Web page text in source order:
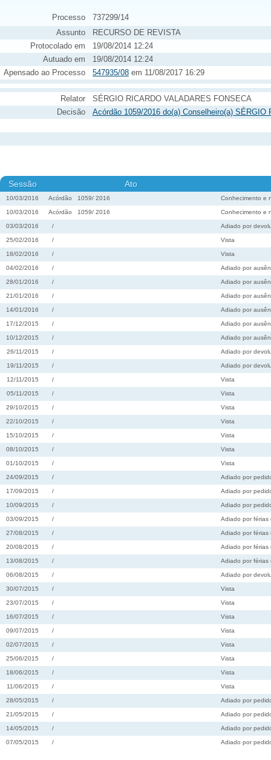
Processo
737299/14
Assunto
RECURSO DE REVISTA
Protocolado em
19/08/2014 12:24
Autuado em
19/08/2014 12:24
Apensado ao Processo
547935/08 em 11/08/2017 16:29
Relator
SÉRGIO RICARDO VALADARES FONSECA
Decisão
Acórdão 1059/2016 do(a) Conselheiro(a)
Sessão Ato
10/03/2016 Acórdão 1059/ 2016 Conhecimento e
10/03/2016 Acórdão 1059/ 2016 Conhecimento e
03/03/2016 / Adiado por
25/02/2016 / Vista
18/02/2016 / Vista
04/02/2016 / Adiado por
28/01/2016 / Adiado por
21/01/2016 / Adiado por
14/01/2016 / Adiado por
17/12/2015 / Adiado por
10/12/2015 / Adiado por
26/11/2015 / Adiado por
19/11/2015 / Adiado por
12/11/2015 / Vista
05/11/2015 / Vista
29/10/2015 / Vista
22/10/2015 / Vista
15/10/2015 / Vista
08/10/2015 / Vista
01/10/2015 / Vista
24/09/2015 / Adiado por
17/09/2015 / Adiado por
10/09/2015 / Adiado por
03/09/2015 / Adiado por férias
27/08/2015 / Adiado por férias
20/08/2015 / Adiado por férias
13/08/2015 / Adiado por férias
06/08/2015 / Adiado por
30/07/2015 / Vista
23/07/2015 / Vista
16/07/2015 / Vista
09/07/2015 / Vista
02/07/2015 / Vista
25/06/2015 / Vista
18/06/2015 / Vista
11/06/2015 / Vista
28/05/2015 / Adiado por
21/05/2015 / Adiado por
14/05/2015 / Adiado por
07/05/2015 / Adiado por